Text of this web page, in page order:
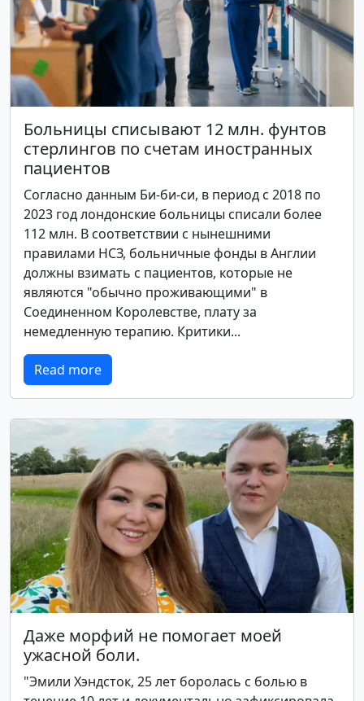
Больницы списывают 12 млн. фунтов
стерлингов по счетам иностранных
пациентов
Согласно данным Би-би-си, в период с 2018 по
2023 год лондонские больницы списали более
112 млн. В соответствии с нынешними
правилами НСЗ, больничные фонды в Англии
должны взимать с пациентов, которые не
являются "обычно проживающими" в
Соединенном Королевстве, плату за
немедленную терапию. Критики...
Read more
Даже морфий не помогает моей
ужасной боли.
"Эмили Хэндсток, 25 лет боролась с болью в